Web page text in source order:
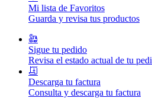
Mi lista de Favoritos
Guarda y revisa tus productos
Sigue tu pedido
Revisa el estado actual de tu
Descarga tu factura
Consulta y descarga tu factura